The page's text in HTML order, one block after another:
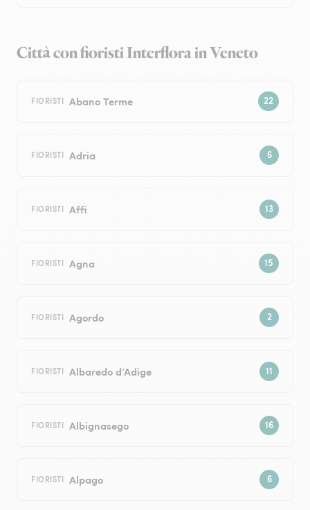
Città con fioristi Interflora in Veneto
FIORISTI Abano Terme
FIORISTI Adria
FIORISTI Affi
FIORISTI Agna
FIORISTI Agordo
FIORISTI Albaredo d’Adige
FIORISTI Albignasego
FIORISTI Alpago